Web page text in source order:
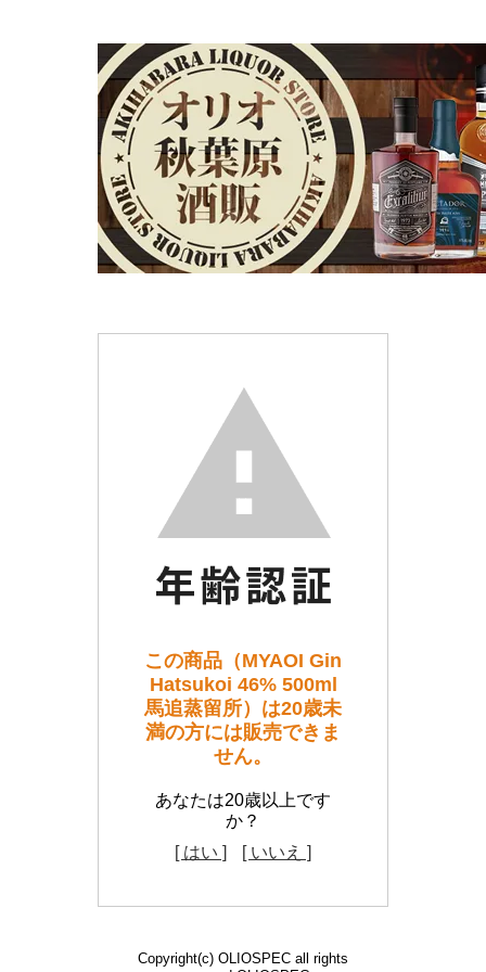
この商品（MYAOI Gin
Hatsukoi 46% 500ml
馬追蒸留所）は20歳未
満の方には販売できま
せん。
あなたは20歳以上です
か？
[ はい ]
[ いいえ ]
Copyright(c) OLIOSPEC all rights